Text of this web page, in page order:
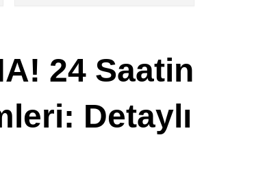
Altcoin Haberleri
Solana Haberleri
24 Saatin
Detaylı